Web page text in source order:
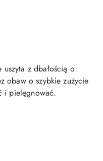
z dbałością o
obaw o szybkie zużycie
i pielęgnować.